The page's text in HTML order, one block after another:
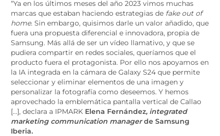
“Ya en los últimos meses del año 2023 vimos muchas
marcas que estaban haciendo estrategias de fake out of
home. Sin embargo, quisimos darle un valor añadido, que
fuera una propuesta diferencial e innovadora, propia de
Samsung. Más allá de ser un vídeo llamativo, y que se
pudiera compartir en redes sociales, queríamos que el
producto fuera el protagonista. Por ello nos apoyamos en
la IA integrada en la cámara de Galaxy S24 que permite
seleccionar y eliminar elementos de una imagen y
personalizar la fotografía como deseemos. Y hemos
aprovechado la emblemática pantalla vertical de Callao
[…], declara a IPMARK Elena Fernández, integrated
marketing communication managerde Samsung
Iberia.